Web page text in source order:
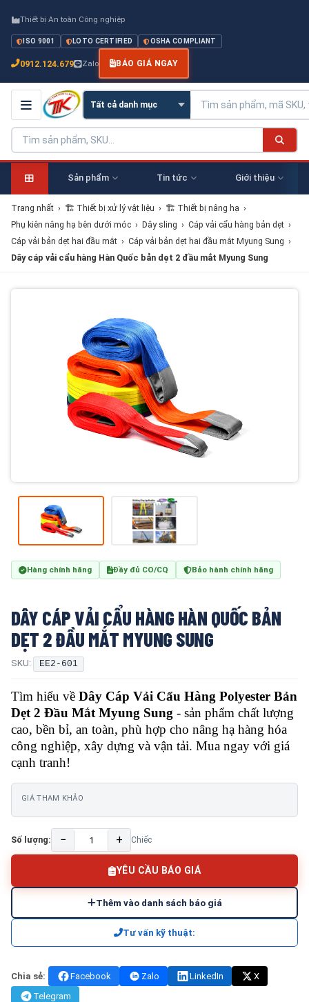
Thiết bị An toàn Công nghiệp
ISO 9001 LOTO CERTIFIED OSHA COMPLIANT
0912.124.679 Zalo BÁO GIÁ NGAY
Sản phẩm Tin tức Giới thiệu
Trang nhất › 🏗 Thiết bị xử lý vật liệu › 🏗 Thiết bị nâng hạ ›
Phụ kiên nâng hạ bên dưới móc › Dây sling › Cáp vải cẩu hàng bản dẹt ›
Cáp vải bản dẹt hai đầu mắt › Cáp vải bản dẹt hai đầu mắt Myung Sung ›
Dây cáp vải cẩu hàng Hàn Quốc bản dẹt 2 đầu mắt Myung Sung
Hàng chính hãng Đầy đủ CO/CQ Bảo hành chính hãng
DÂY CÁP VẢI CẨU HÀNG HÀN QUỐC BẢN
DẸT 2 ĐẦU MẮT MYUNG SUNG
SKU: EE2-601
Tìm hiểu về Dây Cáp Vải Cẩu Hàng Polyester Bản
Dẹt 2 Đầu Mắt Myung Sung - sản phẩm chất lượng
cao, bền bỉ, an toàn, phù hợp cho nâng hạ hàng hóa
công nghiệp, xây dựng và vận tải. Mua ngay với giá
cạnh tranh!
GIÁ THAM KHẢO
Số lượng: − + Chiếc
YÊU CẦU BÁO GIÁ
Thêm vào danh sách báo giá
Tư vấn kỹ thuật:
Chia sẻ: Facebook Zalo LinkedIn
X
Telegram